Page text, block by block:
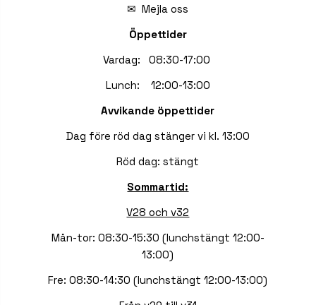
✉Mejla oss
Öppettider
Vardag: 08:30-17:00
Lunch: 12:00-13:00
Avvikande öppettider
Dag före röd dag stänger vi kl. 13:00
Röd dag: stängt
Sommartid:
V28 och v32
Mån-tor: 08:30-15:30 (lunchstängt 12:00-
13:00)
Fre: 08:30-14:30 (lunchstängt 12:00-13:00)